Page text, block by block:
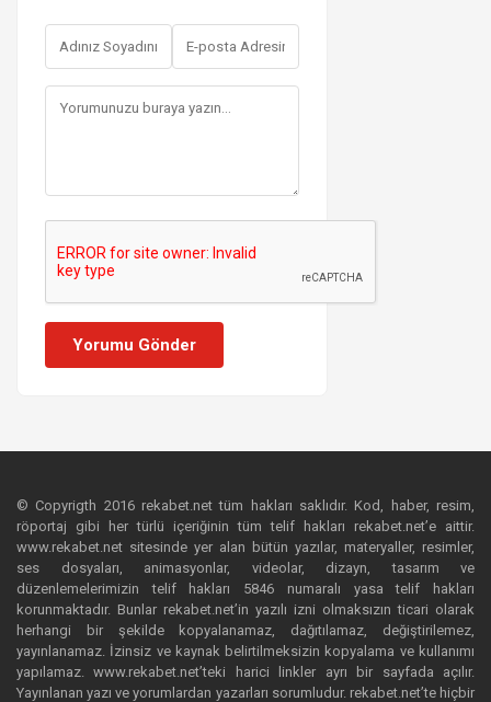
Yorumu Gönder
© Copyrigth 2016 rekabet.net tüm hakları saklıdır. Kod, haber, resim,
röportaj gibi her türlü içeriğinin tüm telif hakları rekabet.net’e aittir.
www.rekabet.net sitesinde yer alan bütün yazılar, materyaller, resimler,
ses dosyaları, animasyonlar, videolar, dizayn, tasarım ve
düzenlemelerimizin telif hakları 5846 numaralı yasa telif hakları
korunmaktadır. Bunlar rekabet.net’in yazılı izni olmaksızın ticari olarak
herhangi bir şekilde kopyalanamaz, dağıtılamaz, değiştirilemez,
yayınlanamaz. İzinsiz ve kaynak belirtilmeksizin kopyalama ve kullanımı
yapılamaz. www.rekabet.net’teki harici linkler ayrı bir sayfada açılır.
Yayınlanan yazı ve yorumlardan yazarları sorumludur. rekabet.net’te hiçbir